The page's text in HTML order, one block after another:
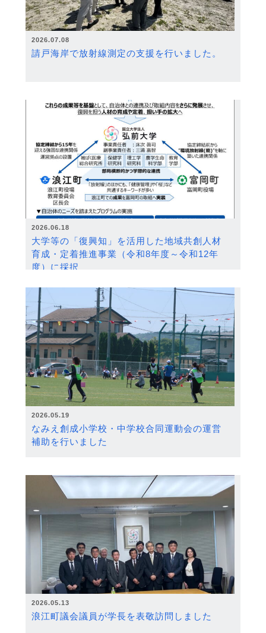
2026.07.08
請戸海岸で放射線測定の支援を行いました。
2026.06.18
大学等の「復興知」を活用した地域共創人材
育成・定着推進事業（令和8年度～令和12年
度）に採択
2026.05.19
なみえ創成小学校・中学校合同運動会の運営
補助を行いました
2026.05.13
浪江町議会議員が学長を表敬訪問しました